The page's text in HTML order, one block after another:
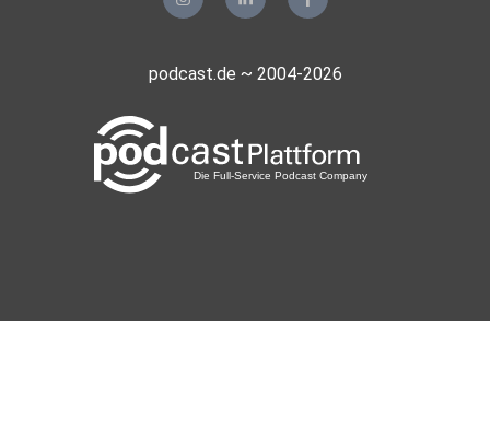
podcast.de ~ 2004-2026